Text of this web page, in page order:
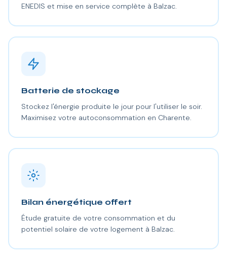
ENEDIS et mise en service complète à Balzac.
Batterie de stockage
Stockez l'énergie produite le jour pour l'utiliser le soir.
Maximisez votre autoconsommation en Charente.
Bilan énergétique offert
Étude gratuite de votre consommation et du
potentiel solaire de votre logement à Balzac.